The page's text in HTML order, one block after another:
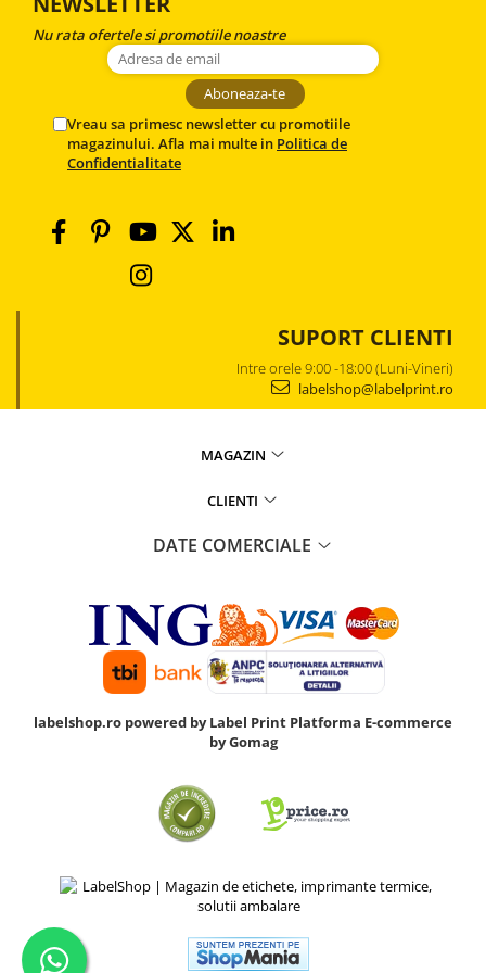
Nu rata ofertele si promotiile noastre
Vreau sa primesc newsletter cu promotiile
magazinului. Afla mai multe in Politica de
Confidentialitate
SUPORT CLIENTI
Intre orele 9:00 -18:00 (Luni-Vineri)
labelshop@labelprint.ro
MAGAZIN
CLIENTI
DATE COMERCIALE
labelshop.ro powered by Label Print Platforma E-commerce
by Gomag